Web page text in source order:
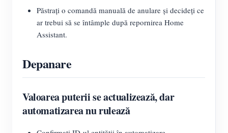
Păstrați o comandă manuală de anulare și decideți ce
ar trebui să se întâmple după repornirea Home
Assistant.
Depanare
Valoarea puterii se actualizează, dar
automatizarea nu rulează